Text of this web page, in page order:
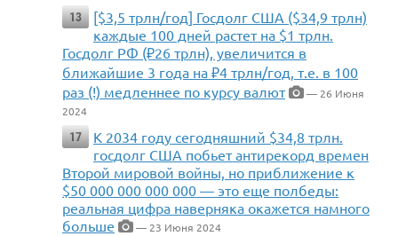
13
[$3,5 трлн/год] Госдолг США ($34,9 трлн)
каждые 100 дней растет на $1 трлн.
Госдолг РФ (₽26 трлн), увеличится в
ближайшие 3 года на ₽4 трлн/год, т.е. в 100
раз (!) медленнее по курсу валют
— 26 Июня
2024
17
К 2034 году сегодняшний $34,8 трлн.
госдолг США побьет антирекорд времен
Второй мировой войны, но приближение к
$50 000 000 000 000 — это еще полбеды:
реальная цифра наверняка окажется намного
больше
— 23 Июня 2024